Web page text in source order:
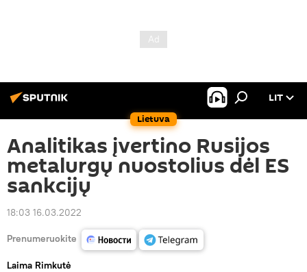
Lietuva
LIT
Analitikas įvertino Rusijos
metalurgų nuostolius dėl ES
sankcijų
18:03 16.03.2022
Prenumeruokite
Laima Rimkutė